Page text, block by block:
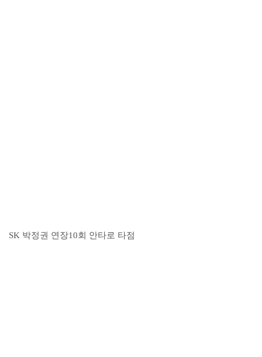
SK 박정권 연장10회 안타로 타점